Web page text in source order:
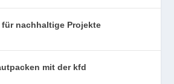
nachhaltige Projekte
mit der kfd